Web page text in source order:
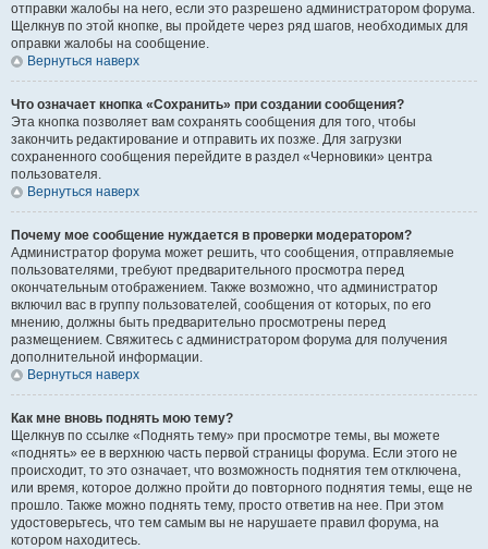
отправки жалобы на него, если это разрешено администратором форума.
Щелкнув по этой кнопке, вы пройдете через ряд шагов, необходимых для
оправки жалобы на сообщение.
Вернуться наверх
Что означает кнопка «Сохранить» при создании сообщения?
Эта кнопка позволяет вам сохранять сообщения для того, чтобы
закончить редактирование и отправить их позже. Для загрузки
сохраненного сообщения перейдите в раздел «Черновики» центра
пользователя.
Вернуться наверх
Почему мое сообщение нуждается в проверки модератором?
Администратор форума может решить, что сообщения, отправляемые
пользователями, требуют предварительного просмотра перед
окончательным отображением. Также возможно, что администратор
включил вас в группу пользователей, сообщения от которых, по его
мнению, должны быть предварительно просмотрены перед
размещением. Свяжитесь с администратором форума для получения
дополнительной информации.
Вернуться наверх
Как мне вновь поднять мою тему?
Щелкнув по ссылке «Поднять тему» при просмотре темы, вы можете
«поднять» ее в верхнюю часть первой страницы форума. Если этого не
происходит, то это означает, что возможность поднятия тем отключена,
или время, которое должно пройти до повторного поднятия темы, еще не
прошло. Также можно поднять тему, просто ответив на нее. При этом
удостоверьтесь, что тем самым вы не нарушаете правил форума, на
котором находитесь.